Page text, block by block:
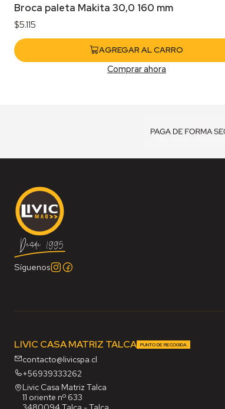
Broca paleta Makita 30,0 160 mm
$5.115
AGREGAR AL CARRO
Comprar ahora
Síguenos
LIVIC CASA MATRIZ TALCA PUNTO DE RECOGIDA
contacto@livicspa.cl
+56939333262
Livic Casa Matriz Talca
11 oriente nº 633